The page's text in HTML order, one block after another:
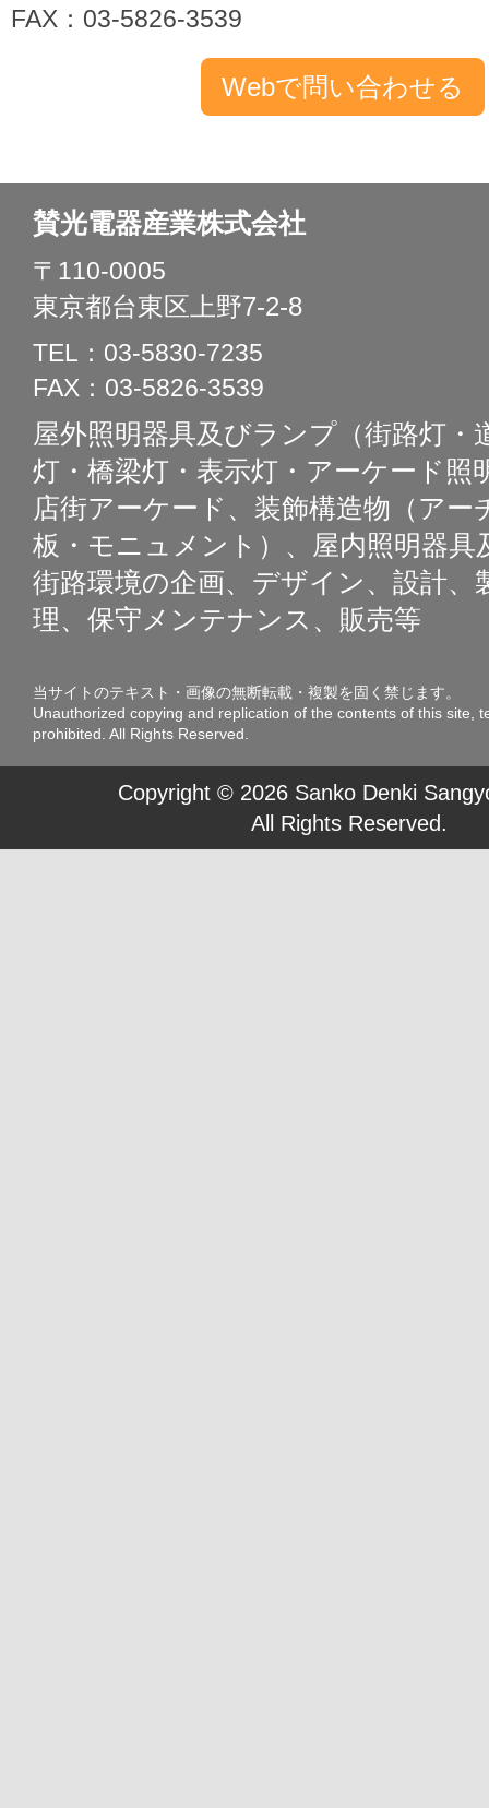
FAX：03-5826-3539
賛光電器産業株式会社
〒110-0005
東京都台東区上野7-2-8
TEL：03-5830-7235
FAX：03-5826-3539
屋外照明器具及びランプ（街路灯・
灯・橋梁灯・表示灯・アーケード照
店街アーケード、装飾構造物（アー
板・モニュメント）、屋内照明器具
街路環境の企画、デザイン、設計、
理、保守メンテナンス、販売等
当サイトのテキスト・画像の無断転載・複製を固く禁じます。
Unauthorized copying and replication of the contents of this site,
prohibited. All Rights Reserved.
Copyright © 2026 Sanko Denki
All Rights Reserved.